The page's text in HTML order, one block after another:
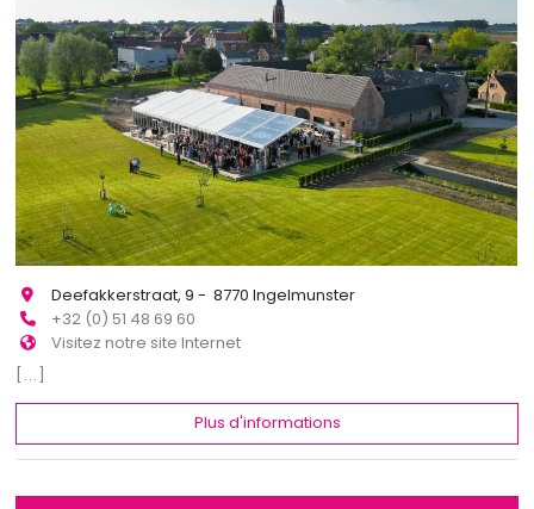
Deefakkerstraat, 9 - 8770 Ingelmunster
+32 (0) 51 48 69 60
Visitez notre site Internet
[...]
Plus d'informations